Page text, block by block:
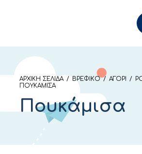
ΑΡΧΙΚΉ ΣΕΛΊΔΑ / ΒΡΕΦΙΚΌ / ΑΓΌΡΙ /
ΠΟΥΚΆΜΙΣΑ
Πουκάμισα